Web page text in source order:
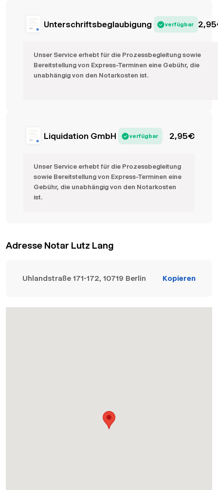
Unterschriftsbeglaubigung verfügbar 2,95
Unser Service erhebt für die Prozessbegleitung sowie
Bereitstellung von Express-Terminen eine Gebühr, die
unabhängig von den Notarkosten ist.
Liquidation GmbH verfügbar 2,95€
Unser Service erhebt für die Prozessbegleitung
sowie Bereitstellung von Express-Terminen eine
Gebühr, die unabhängig von den Notarkosten
ist.
Adresse Notar Lutz Lang
Uhlandstraße 171-172, 10719 Berlin Kopieren